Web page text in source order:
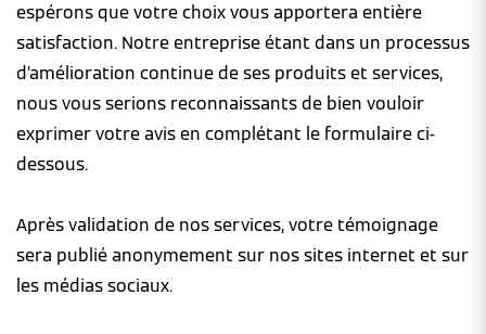
espérons que votre choix vous apportera entière
satisfaction. Notre entreprise étant dans un processus
d’amélioration continue de ses produits et services,
nous vous serions reconnaissants de bien vouloir
exprimer votre avis en complétant le formulaire ci-
dessous.
Après validation de nos services, votre témoignage
sera publié anonymement sur nos sites internet et sur
les médias sociaux.